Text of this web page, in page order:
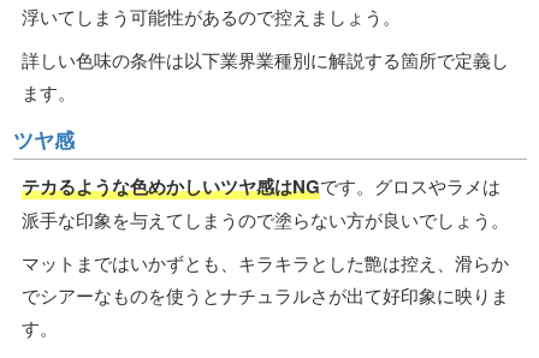
浮いてしまう可能性があるので控えましょう。
詳しい色味の条件は以下業界業種別に解説する箇所で定義し
ます。
ツヤ感
テカるような色めかしいツヤ感はNGです。グロスやラメは
派手な印象を与えてしまうので塗らない方が良いでしょう。
マットまではいかずとも、キラキラとした艶は控え、滑らか
でシアーなものを使うとナチュラルさが出て好印象に映りま
す。